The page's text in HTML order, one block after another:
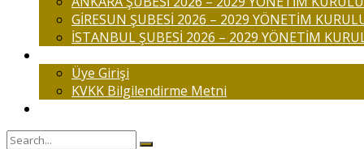
GİRESUN ŞUBESİ 2026 – 2029 YÖNETİM
İSTANBUL ŞUBESİ 2026 – 2029 YÖNETİM
Üye Girişi
KVKK Bilgilendirme Metni